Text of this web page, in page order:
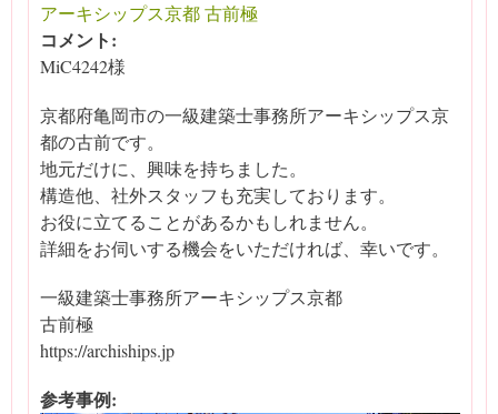
アーキシップス京都 古前極
コメント:
MiC4242様
京都府亀岡市の一級建築士事務所アーキシップス京
都の古前です。
地元だけに、興味を持ちました。
構造他、社外スタッフも充実しております。
お役に立てることがあるかもしれません。
詳細をお伺いする機会をいただければ、幸いです。
一級建築士事務所アーキシップス京都
古前極
https://archiships.jp
参考事例: